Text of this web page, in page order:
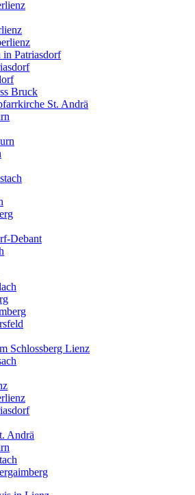
in Patriasdorf
Bruck
St. Andrä
Debant
Schlossberg Lienz
Andrä